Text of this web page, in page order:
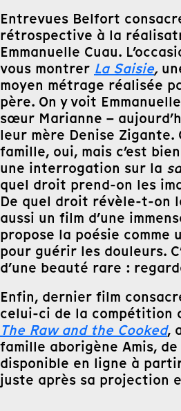
Entrevues Belfort
rétrospective à la
Emmanuelle Cuau.
vous montrer La Saisie,
moyen métrage réalisée
père. On y voit
sœur Marianne –
leur mère Denise Zigante.
famille, oui, mais c’est
une interrogation sur la
quel droit prend-on les
De quel droit révèle-t-on
aussi un film d’une
propose la poésie comme
pour guérir les douleurs.
d’une beauté rare :
Enfin, dernier film
celui-ci de la compétition
The Raw and the Cooked,
famille aborigène Amis,
disponible en ligne à
juste après sa projection